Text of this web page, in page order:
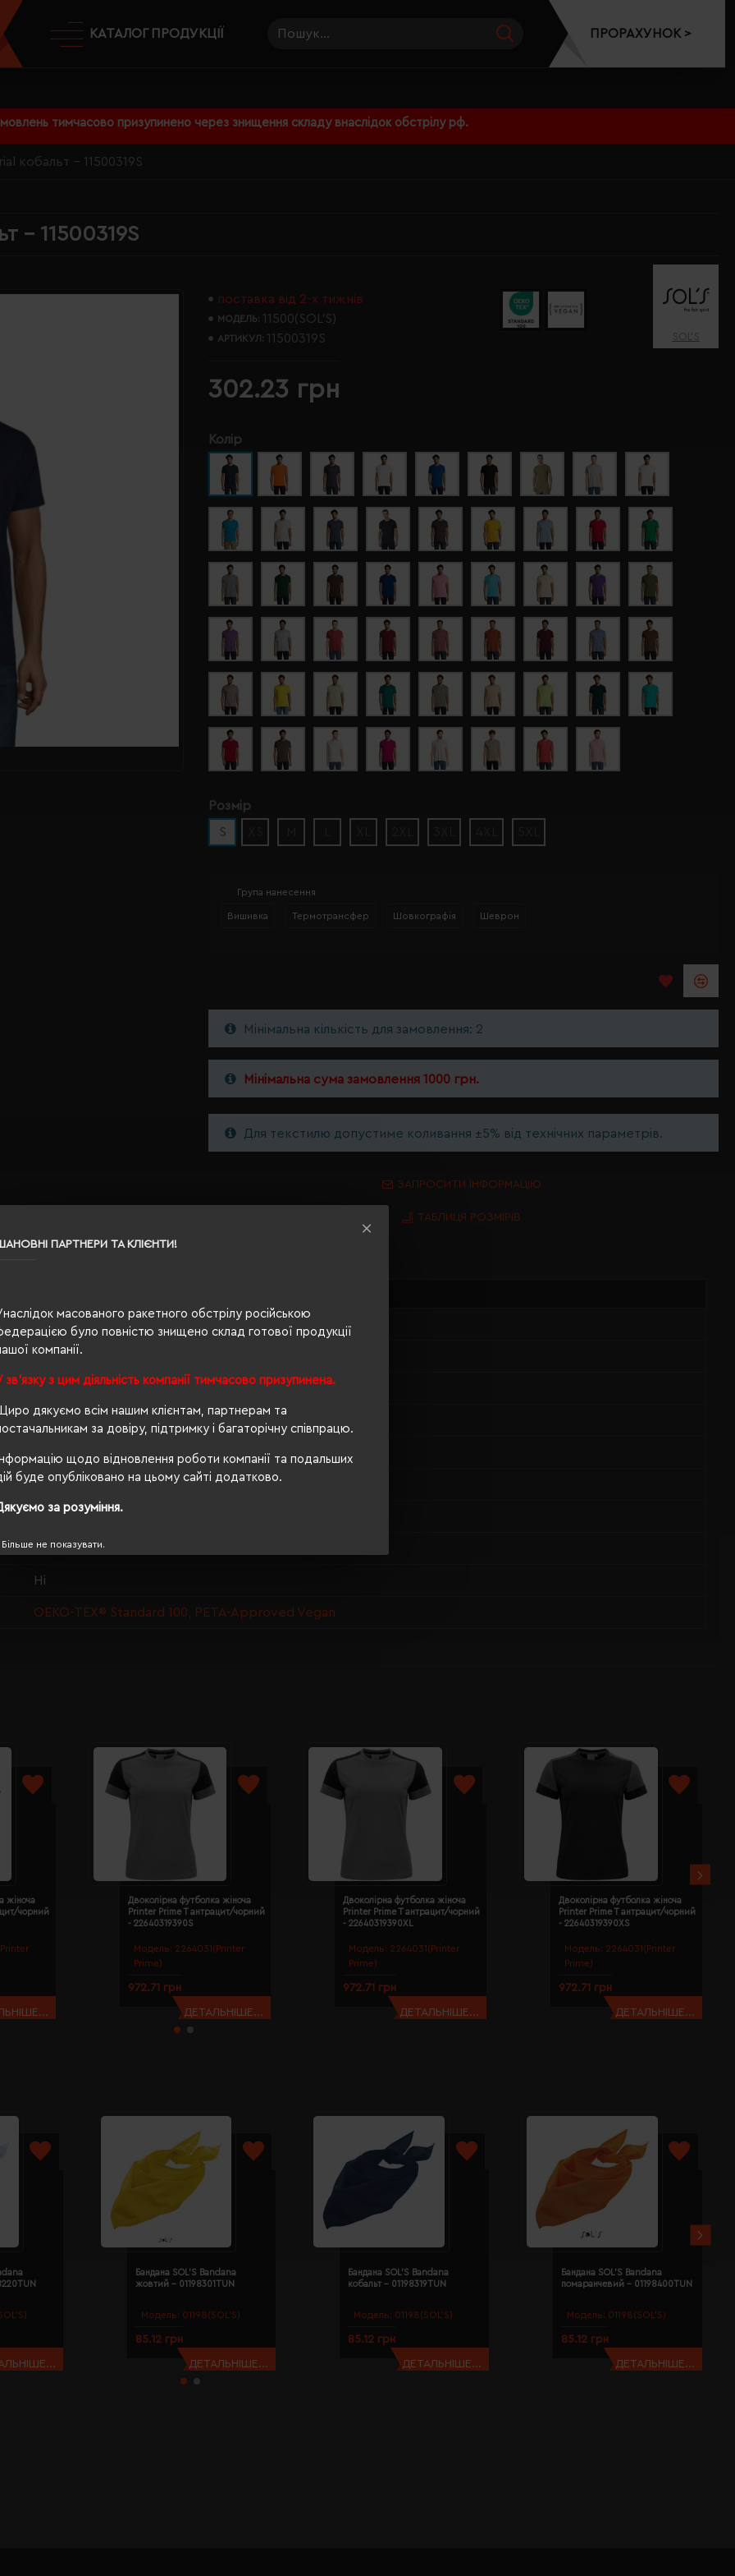
ПАРТНЕРИ ТА КЛІЄНТИ!
масованого ракетного обстрілу російською
було повністю знищено склад готової продукції
компанії.
зв'язку з цим діяльність компанії тимчасово призупинена.
дякуємо всім нашим клієнтам, партнерам та
за довіру, підтримку і багаторічну співпрацю.
щодо відновлення роботи компанії та подальших
буде опубліковано на цьому сайті додатково.
за розуміння.
Більше не показувати.
тимчасово призупинено через знищення складу внаслідок обстрілу рф.
КАТАЛОГ ПРОДУКЦІЇ ПРОРАХУНОК >
кобальт - 11500319S
- 11500319S
поставка від 2-х тижнів
МОДЕЛЬ: 11500(SOL’S)
АРТИКУЛ: 11500319S SOL’S
302.23 грн
Колір
Розмір
S
Група нанесення
Вишивка Термотрансфер Шовкографія Шеврон
Мінімальна кількість для замовлення: 2
Мінімальна сума замовлення 1000 грн.
Для текстилю допустиме коливання ±5% від технічних параметрів.
ЗАПРОСИТИ ІНФОРМАЦІЮ
ТАБЛИЦЯ РОЗМІРІВ
кобальт
0.152
100% бавовна
унісекс
70/50
190 г/м²
прямий
Ні
OEKO-TEX® Standard 100, PETA-Approved Vegan
жіноча
чорний
Модель: 2264031(Printer
Prime)
Двоколірна футболка жіноча
Printer Prime T антрацит/чорний
- 22640319390S
972.71 грн
ДЕТАЛЬНІШЕ...
Модель: 2264031(Printer
Prime)
Двоколірна футболка жіноча
Printer Prime T антрацит/чорний
- 22640319390XL
972.71 грн
ДЕТАЛЬНІШЕ...
Модель: 2264031(Printer
Prime)
Двоколірна футболка жіноча
Printer Prime T антрацит/чорний
- 22640319390XS
972.71 грн
ДЕТАЛЬНІШЕ...
Модель: 01198(SOL’S)
Бандана SOL'S Bandana
жовтий - 01198301TUN
85.12 грн
ДЕТАЛЬНІШЕ...
Модель: 01198(SOL’S)
Бандана SOL'S Bandana
кобальт - 01198319TUN
85.12 грн
ДЕТАЛЬНІШЕ...
Модель: 01198(SOL’S)
Бандана SOL'S Bandana
помаранчевий - 01198400TUN
85.12 грн
ДЕТАЛЬНІШЕ...